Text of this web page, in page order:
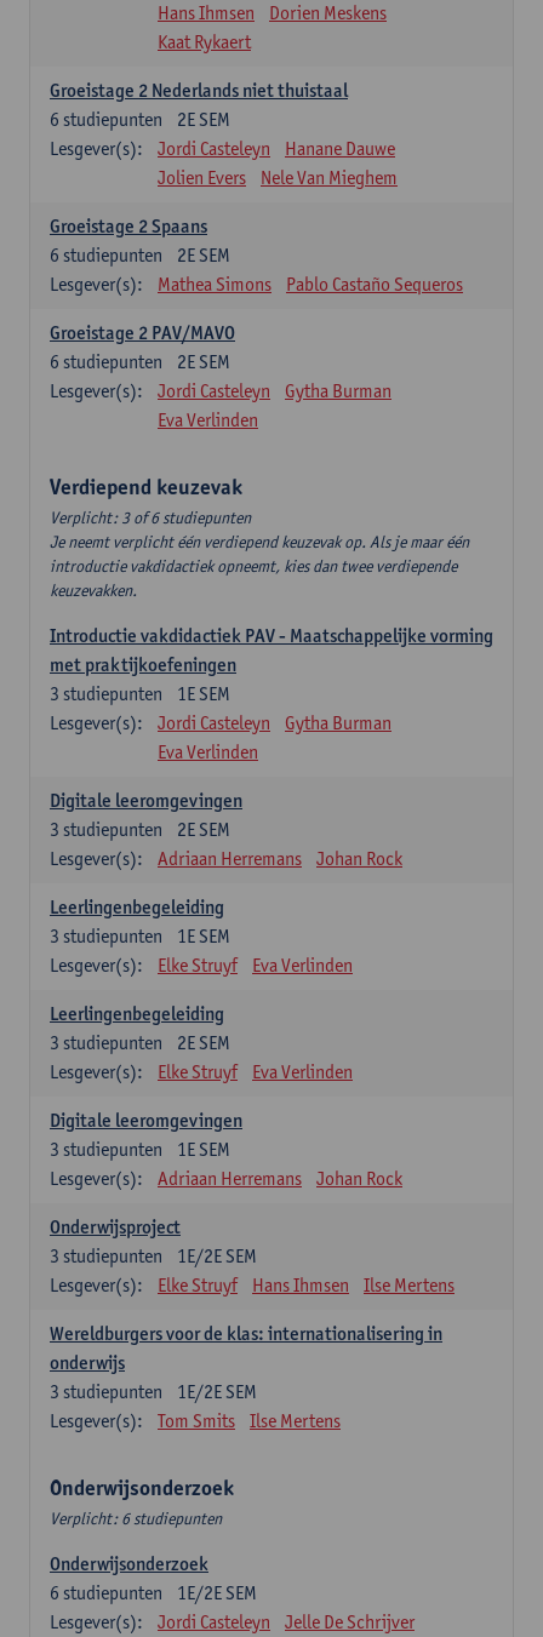
Hans Ihmsen
Dorien Meskens
Kaat Rykaert
Groeistage 2 Nederlands niet thuistaal
2E SEM
6 studiepunten
Lesgever(s):
Jordi Casteleyn
Hanane Dauwe
Jolien Evers
Nele Van Mieghem
Groeistage 2 Spaans
2E SEM
6 studiepunten
Lesgever(s):
Mathea Simons Pablo Castaño Sequeros
Groeistage 2 PAV/MAVO
2E SEM
6 studiepunten
Lesgever(s):
Jordi Casteleyn
Gytha Burman
Eva Verlinden
Verdiepend keuzevak
Verplicht: 3 of 6 studiepunten
Je neemt verplicht één verdiepend keuzevak op. Als je maar één
introductie vakdidactiek opneemt, kies dan twee verdiepende
keuzevakken.
Introductie vakdidactiek PAV - Maatschappelijke vorming
met praktijkoefeningen
1E SEM
3 studiepunten
Lesgever(s):
Jordi Casteleyn
Gytha Burman
Eva Verlinden
Digitale leeromgevingen
2E SEM
3 studiepunten
Lesgever(s):
Adriaan Herremans Johan Rock
Leerlingenbegeleiding
1E SEM
3 studiepunten
Lesgever(s):
Elke Struyf Eva Verlinden
Leerlingenbegeleiding
2E SEM
3 studiepunten
Lesgever(s):
Elke Struyf Eva Verlinden
Digitale leeromgevingen
1E SEM
3 studiepunten
Lesgever(s):
Adriaan Herremans Johan Rock
Onderwijsproject
1E/2E SEM
3 studiepunten
Lesgever(s):
Elke Struyf Hans Ihmsen Ilse Mertens
Wereldburgers voor de klas: internationalisering in
onderwijs
1E/2E SEM
3 studiepunten
Lesgever(s):
Tom Smits Ilse Mertens
Onderwijsonderzoek
Verplicht: 6 studiepunten
Onderwijsonderzoek
1E/2E SEM
6 studiepunten
Lesgever(s):
Jordi Casteleyn Jelle De Schrijver